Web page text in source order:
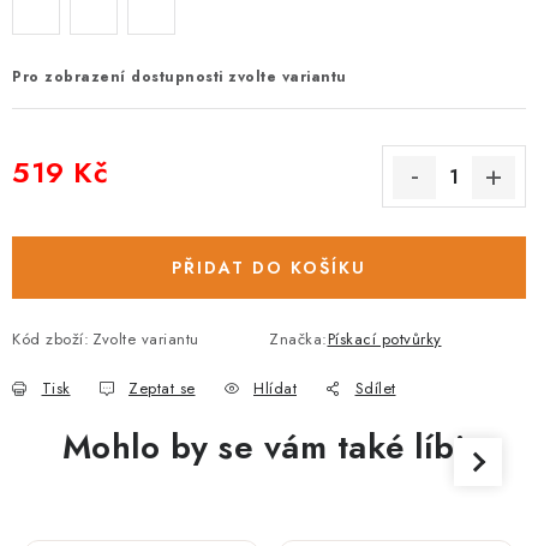
Pro zobrazení dostupnosti zvolte variantu
519 Kč
PŘIDAT DO KOŠÍKU
Kód zboží: Zvolte variantu Značka:Pískací potvůrky
Tisk Zeptat se Hlídat Sdílet
Mohlo by se vám také líbit